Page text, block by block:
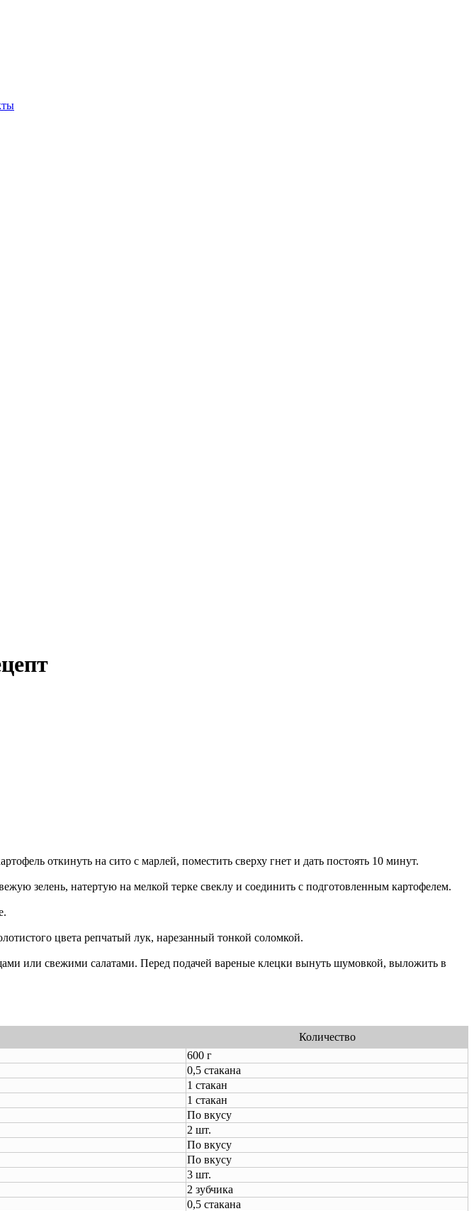
откинуть на сито с марлей, поместить сверху гнет и дать постоять 10 минут.
зелень, натертую на мелкой терке свеклу и соединить с подготовленным картофелем.
цвета репчатый лук, нарезанный тонкой соломкой.
или свежими салатами. Перед подачей вареные клецки вынуть шумовкой, выложить в
Количество
600 г
0,5 стакана
1 стакан
1 стакан
По вкусу
2 шт.
По вкусу
По вкусу
3 шт.
2 зубчика
0,5 стакана